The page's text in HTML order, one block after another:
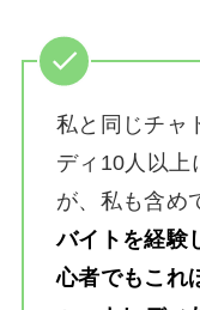
私と同じチャ
ディ10人以上
が、私も含め
バイトを経験
心者でもこれ